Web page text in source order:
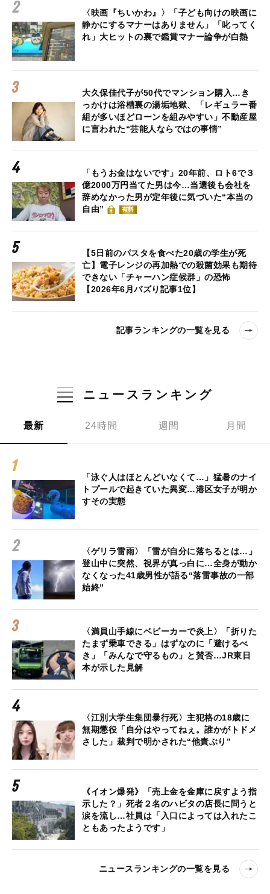
〈映画『ちいかわ』〉「子ども向けの映画に
静かにするマナーはありません」「叱ってく
れ」大ヒットの裏で鑑賞マナー論争が白熱
大久保佳代子が50代でマンション購入…き
っかけは浴槽裏の湯垢地獄、「レギュラー番
組が多いほどローンを組みやすい」不動産屋
に言われた“芸能人ならではの事情”
「もうお金はないです」20年前、ロト6で３
億2000万円当てた男は今…当選後も会社を
辞めなかった男が定年後に気づいた“本当の
自由”
有料
【5日前のパスタを食べた20歳の学生が死
亡】電子レンジの再加熱での殺菌効果も期待
できない「チャーハン症候群」の恐怖
【2026年6月バズり記事1位】
記事ランキングの一覧を見る
ニュースランキング
最新 24時間 週間 月間
「泳ぐ人はほとんどいなくて…」猛暑のナイ
トプールで起きていた異変…港区女子が明か
すその実態
〈ゲリラ雷雨〉「雷が自分に落ちるとは…」
登山中に突然、視界が真っ白に…全身が動か
なくなった41歳男性が語る“落雷事故の一部
始終”
〈満員山手線にベビーカーで炎上〉「折りた
たまず乗車できる」はずなのに「避けるべ
き」「みんなで守るもの」と賛否…JR東日
本が示した見解
〈江別大学生集団暴行死〉主犯格の18歳に
無期懲役「自分はやってねぇ。誰かがトドメ
さした」裁判で明かされた“他責ぶり”
《イオン爆発》「売上金を金庫に戻すよう指
示した？」死者２名のハビタの店長に問うと
涙を流し…社員は「入口によっては入れたこ
ともあったようです」
ニュースランキングの一覧を見る